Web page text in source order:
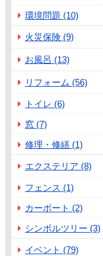
環境問題 (10)
火災保険 (9)
お風呂 (13)
リフォーム (56)
トイレ (6)
窓 (7)
修理・修繕 (1)
エクステリア (8)
フェンス (1)
カーポート (2)
シンボルツリー (3)
イベント (79)